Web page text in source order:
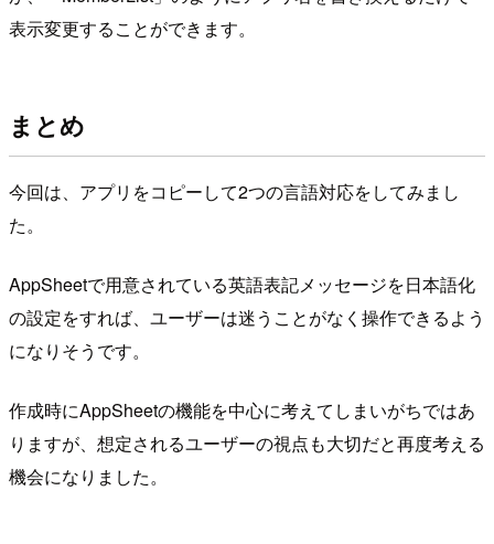
表示変更することができます。
まとめ
今回は、アプリをコピーして2つの言語対応をしてみまし
た。
AppSheetで用意されている英語表記メッセージを日本語化
の設定をすれば、ユーザーは迷うことがなく操作できるよう
になりそうです。
作成時にAppSheetの機能を中心に考えてしまいがちではあ
りますが、想定されるユーザーの視点も大切だと再度考える
機会になりました。